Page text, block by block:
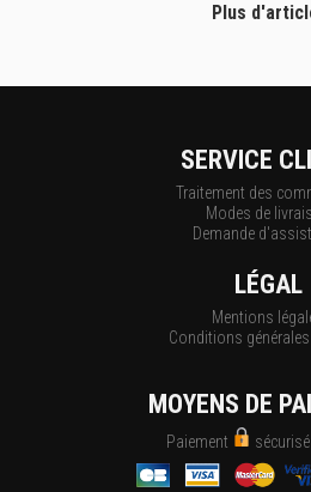
Plus
SERVICE
Traitement des
Modes de
Demande
LÉGAL
Mentions
Conditions
MOYENS DE
Paiement